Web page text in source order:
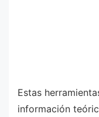
Estas
información